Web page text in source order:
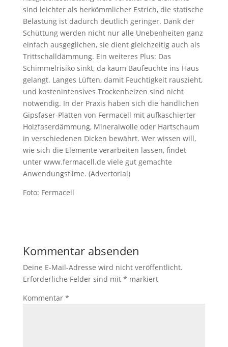
sind leichter als herkömmlicher Estrich, die statische
Belastung ist dadurch deutlich geringer. Dank der
Schüttung werden nicht nur alle Unebenheiten ganz
einfach ausgeglichen, sie dient gleichzeitig auch als
Trittschalldämmung. Ein weiteres Plus: Das
Schimmelrisiko sinkt, da kaum Baufeuchte ins Haus
gelangt. Langes Lüften, damit Feuchtigkeit rauszieht,
und kostenintensives Trockenheizen sind nicht
notwendig. In der Praxis haben sich die handlichen
Gipsfaser-Platten von Fermacell mit aufkaschierter
Holzfaserdämmung, Mineralwolle oder Hartschaum
in verschiedenen Dicken bewährt. Wer wissen will,
wie sich die Elemente verarbeiten lassen, findet
unter www.fermacell.de viele gut gemachte
Anwendungsfilme. (Advertorial)
Foto: Fermacell
Kommentar absenden
Deine E-Mail-Adresse wird nicht veröffentlicht.
Erforderliche Felder sind mit * markiert
Kommentar *